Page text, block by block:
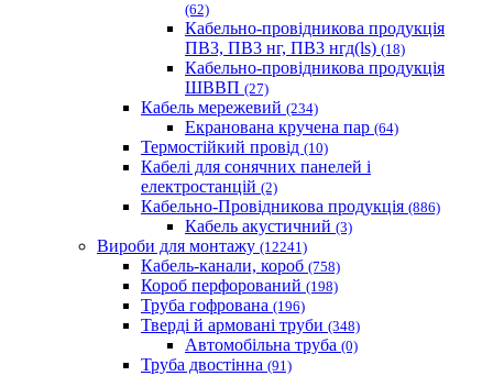
(62)
Кабельно-провідникова продукція
ПВ3, ПВ3 нг, ПВ3 нгд(ls) (18)
Кабельно-провідникова продукція
ШВВП (27)
Кабель мережевий (234)
Екранована кручена пар (64)
Термостійкий провід (10)
Кабелі для сонячних панелей і
електростанцій (2)
Кабельно-Провідникова продукція (886)
Кабель акустичний (3)
Вироби для монтажу (12241)
Кабель-канали, короб (758)
Короб перфорований (198)
Труба гофрована (196)
Тверді й армовані труби (348)
Автомобільна труба (0)
Труба двостінна (91)